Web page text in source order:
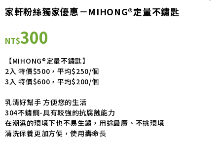
家軒粉絲獨家優惠－MIHONG®定量不鏽匙
NT$300
【MIHONG®定量不鏽匙】
2入 特價$500，平均$250/個
3入 特價$600，平均$200/個
乳清好幫手 方便您的生活
304不鏽鋼-具有較強的抗腐蝕能力
在潮濕的環境下也不易生鏽，用途最廣、不挑環境
清洗保養更加方便，使用壽命長